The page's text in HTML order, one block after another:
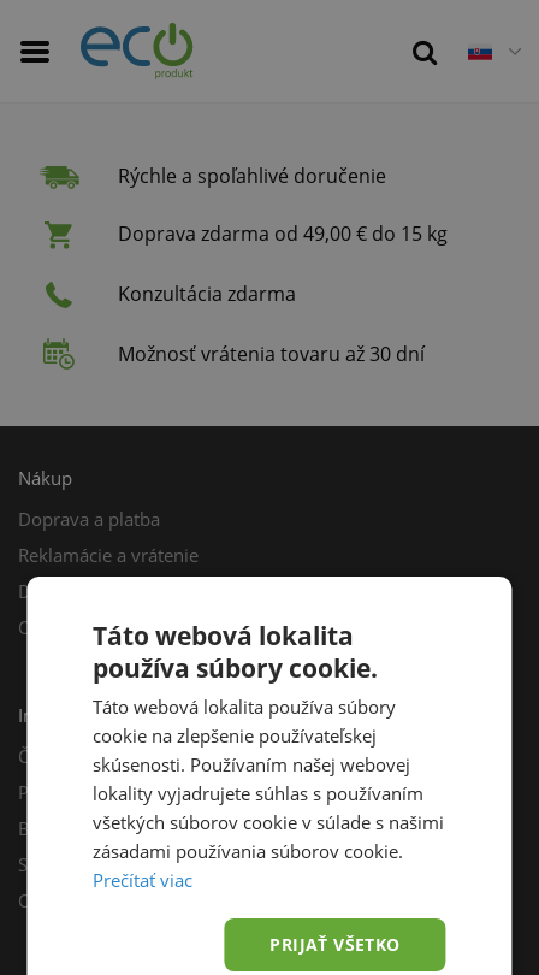
Rýchle a spoľahlivé doručenie
Doprava zdarma od 49,00 € do 15 kg
Konzultácia zdarma
Možnosť vrátenia tovaru až 30 dní
Nákup
Doprava a platba
Reklamácie a vrátenie
Darčekový poukaz
Odberné miesta
Informácie
Často kladené otázky
Poradňa
Blog
Sprievodca výberom fotovoltiky
Odporúčací program
Táto webová lokalita
používa súbory cookie.
Táto webová lokalita používa súbory
cookie na zlepšenie používateľskej
skúsenosti. Používaním našej webovej
lokality vyjadrujete súhlas s používaním
všetkých súborov cookie v súlade s našimi
zásadami používania súborov cookie.
Prečítať viac
PRIJAŤ VŠETKO